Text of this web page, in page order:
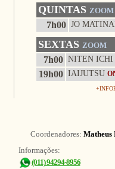
QUINTAS ZOOM
7h00 JO
SEXTAS ZOOM
7h00 NITEN ICHI
19h00 IAIJUTSU
Coordenadores:
Informações:
(011) 94294-8956